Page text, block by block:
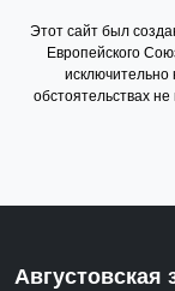
Этот сайт был
Европейского
исключительно
обстоятельствах
Августовская